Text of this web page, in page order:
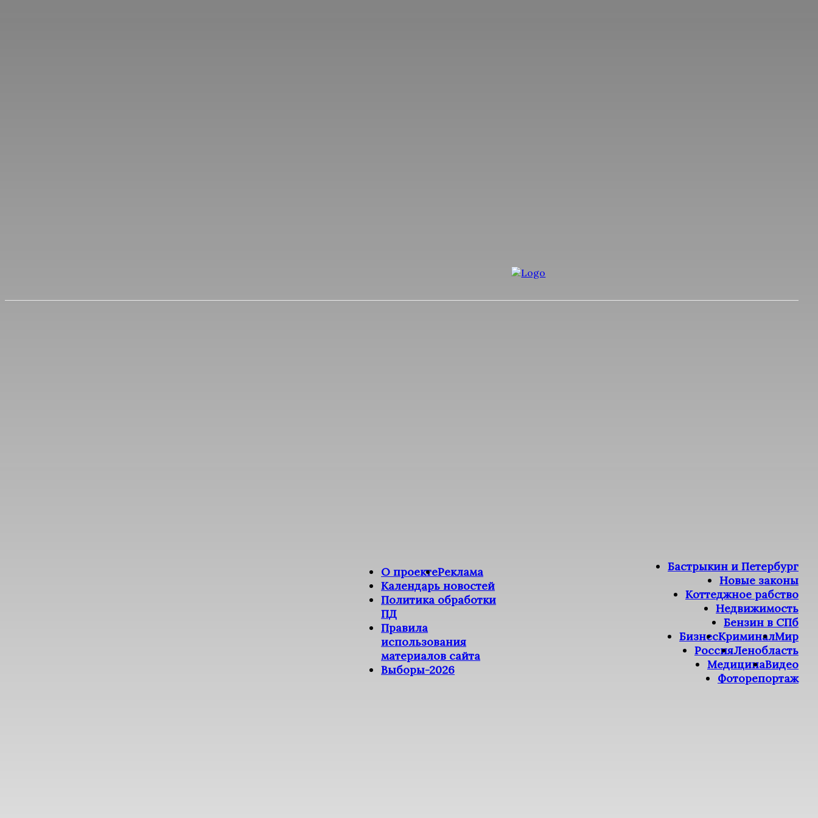
О проектеРеклама
Календарь новостей
Политика обработки
ПД
Правила
использования
материалов сайта
Выборы-2026
Бастрыкин и Петербург
Новые законы
Коттеджное рабство
Недвижимость
Бензин в СПб
БизнесКриминалМир
РоссияЛенобласть
МедицинаВидео
Фоторепортаж